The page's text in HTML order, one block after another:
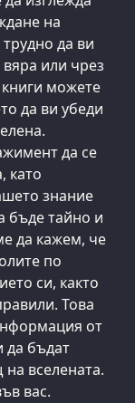
на
да ви
или чрез
можете
да ви убеди
да се
като
знание
бъде тайно и
да кажем, че
по
си, както
Това
от
да бъдат
вселената.
вас.